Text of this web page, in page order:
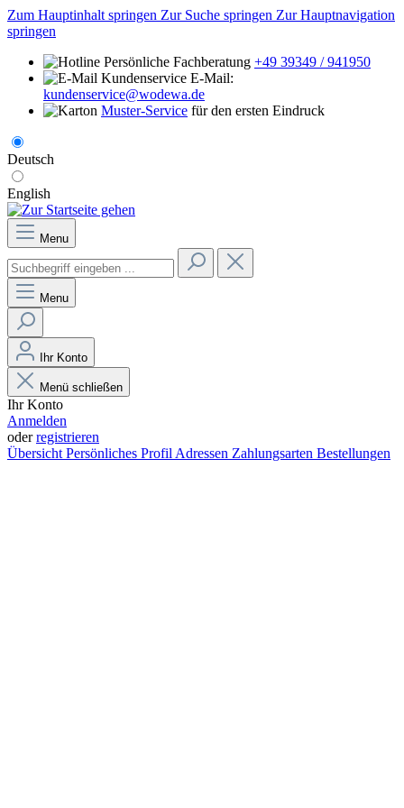
Zum Hauptinhalt springen Zur Suche springen Zur Hauptnavigation
springen
Persönliche Fachberatung +49 39349 / 941950
E-Mail:
kundenservice@wodewa.de
Muster-Service für den ersten Eindruck
Deutsch
English
Menu
Menu
Ihr Konto
Menü schließen
Ihr Konto
Anmelden
oderregistrieren
Übersicht Persönliches Profil Adressen Zahlungsarten Bestellungen